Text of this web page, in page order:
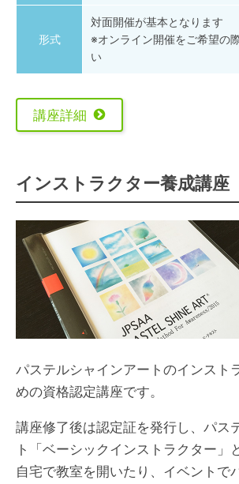
形式
対面開催が基本となります
※オンライン開催をご希望の
い
講座詳細
インストラクター養成講座
パステルシャインアートのインスト
めの資格認定講座です。
講座修了後は認定証を発行し、パス
ト「ベーシックインストラクター」
自宅で教室を開いたり、イベントで